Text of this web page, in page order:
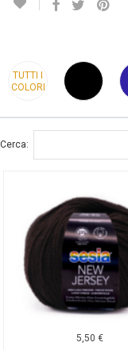
TUTTI I
COLORI
Cerca:
5,50€